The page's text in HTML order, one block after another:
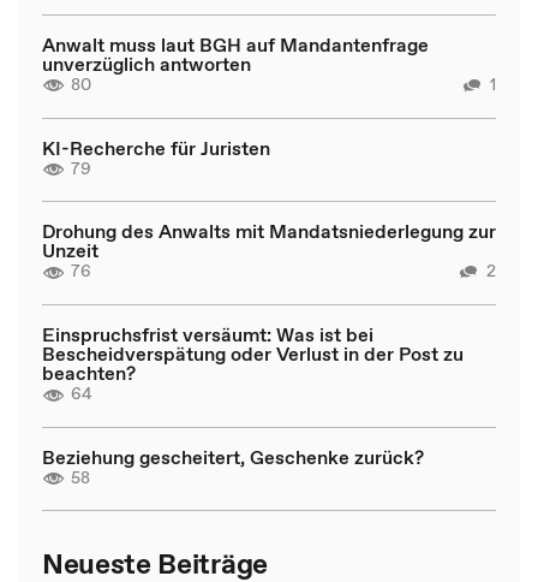
Anwalt muss laut BGH auf Mandantenfrage
unverzüglich antworten
80 1
KI-Recherche für Juristen
79
Drohung des Anwalts mit Mandatsniederlegung zur
Unzeit
76 2
Einspruchsfrist versäumt: Was ist bei
Bescheidverspätung oder Verlust in der Post zu
beachten?
64
Beziehung gescheitert, Geschenke zurück?
58
Neueste Beiträge